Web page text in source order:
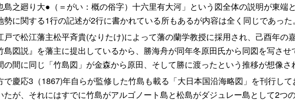
島之廻り大●（＝がい：概の俗字）十六里有大河」という図全体の説明が東端
勢に関する1行の記述が2行に書かれている所もあるが内容は全く同じであった。
で松江藩主松平斉貴(なりたけ)によって藩の蘭学教授に採用され、己酉年の
島図説』を藩主に提出しているから、勝海舟が同年冬原田氏から同図を写さ
の間に同じ「竹島図」が金森から原田、そして勝に渡ったという推移が想像さ
慶応3（1867)年自らが監修した竹島も載る「大日本国沿海略図」を刊行し
たが、それにはすでに竹島がアルゴノート島と松島がダジュレー島として2つ